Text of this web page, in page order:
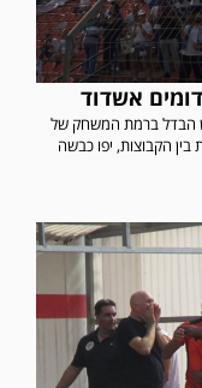
אשדוד
הבדל ברמת המשחק של
הקבוצות, יפו כבשה